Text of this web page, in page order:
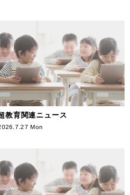
教育関連ニュース
Mon